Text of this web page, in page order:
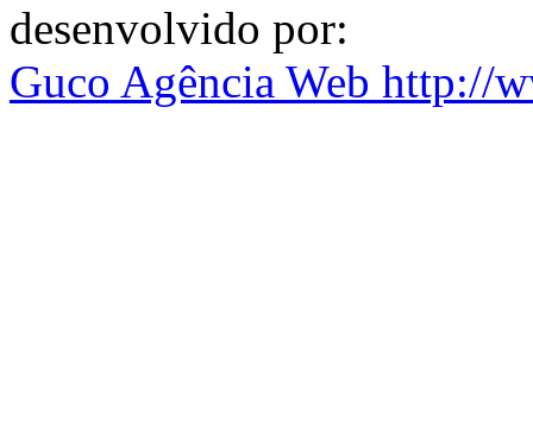
desenvolvido por:
Guco Agência Web http://